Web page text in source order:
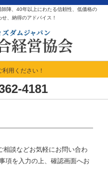
陣、40年以上にわたる信頼性、低価格の
、納得のアドバイス！
用ください！
4181
相談などお気軽にお問い合わ
項を入力の上、確認画面へお